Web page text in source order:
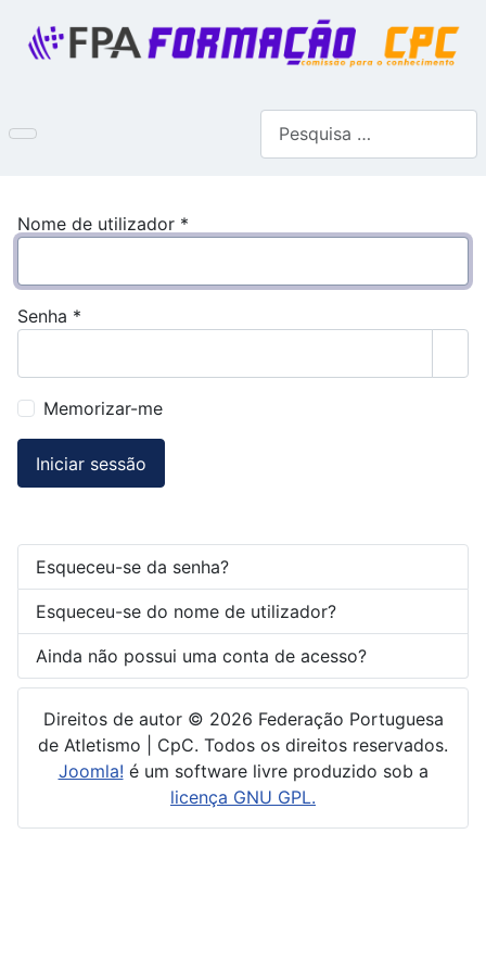
Nome de utilizador *
Senha *
Memorizar-me
Iniciar sessão
Esqueceu-se da senha?
Esqueceu-se do nome de utilizador?
Ainda não possui uma conta de acesso?
Direitos de autor © 2026 Federação Portuguesa
de Atletismo | CpC. Todos os direitos reservados.
Joomla! é um software livre produzido sob a
licença GNU GPL.